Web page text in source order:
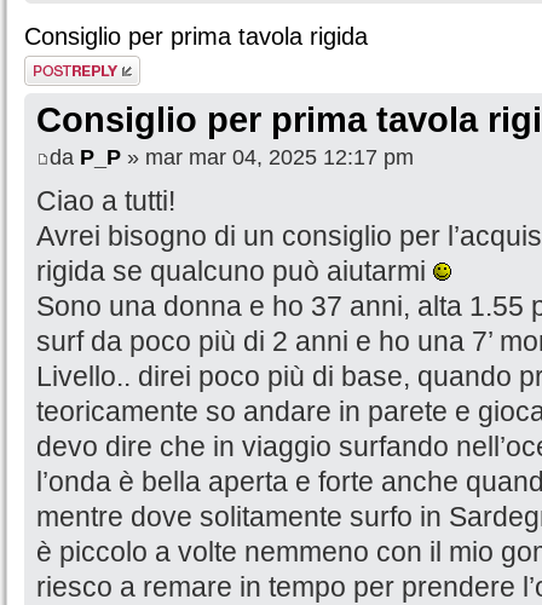
Consiglio per prima tavola rigida
Rispondi al
messaggio
Consiglio per prima tavola
da P_P » mar mar 04, 2025 12:17 pm
Ciao a tutti!
Avrei bisogno di un consiglio per
rigida se qualcuno può aiutarmi
Sono una donna e ho 37 anni, alta 1.55
surf da poco più di 2 anni e ho una 7’
Livello.. direi poco più di base, quando
teoricamente so andare in parete e
devo dire che in viaggio surfando
l’onda è bella aperta e forte anche
mentre dove solitamente surfo in
è piccolo a volte nemmeno con il mio
riesco a remare in tempo per prendere